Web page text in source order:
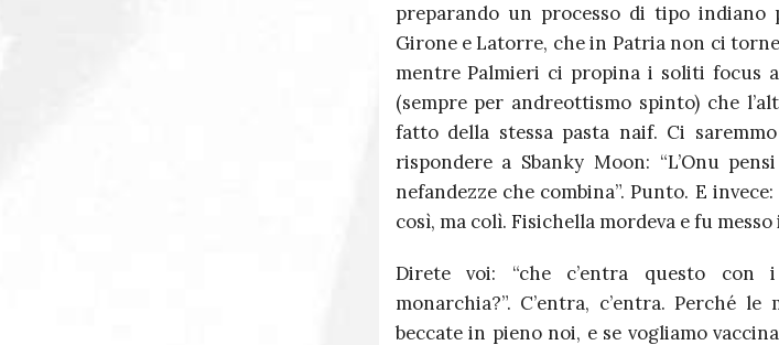
preparando un processo di tipo indiano
Girone e Latorre, che in Patria non ci
mentre Palmieri ci propina i soliti focus
(sempre per andreottismo spinto) che
fatto della stessa pasta naif. Ci
rispondere a Sbanky Moon: “L’Onu
nefandezze che combina”. Punto. E
così, ma colì. Fisichella mordeva e fu
Direte voi: “che c’entra questo
monarchia?”. C’entra, c’entra. Perché
beccate in pieno noi, e se vogliamo